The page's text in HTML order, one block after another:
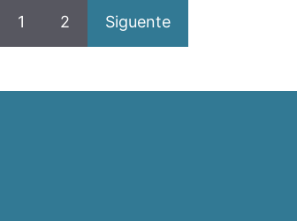
1 2 Siguente